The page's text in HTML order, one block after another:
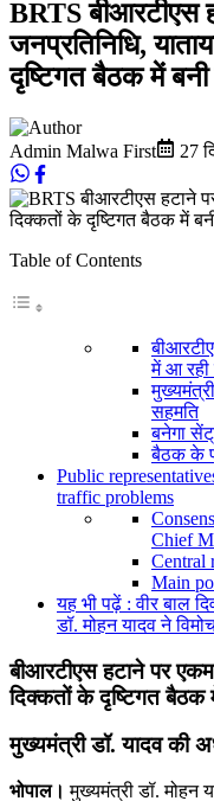
BRTS बीआरटीएस
जनप्रतिनिधि,
दृष्टिगत बैठक में
Admin Malwa First 27
Table of Contents
में आ रही
सहमति
बनेगा
बैठक के
Public
traffic problems
Chief
Central
Main
यह भी पढ़ें : वीर बाल
डॉ. मोहन यादव ने
बीआरटीएस हटाने पर
दिक्कतों के दृष्टिगत बैठक
मुख्यमंत्री डॉ. यादव की
भोपाल।मुख्यमंत्री डॉ. मोहन